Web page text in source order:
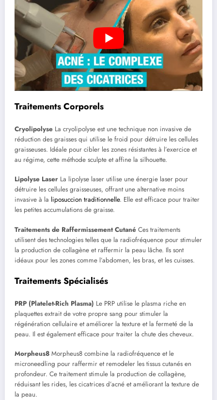
Traitements Corporels
Cryolipolyse La cryolipolyse est une technique non invasive de
réduction des graisses qui utilise le froid pour détruire les cellules
graisseuses. Idéale pour cibler les zones résistantes à l’exercice et
au régime, cette méthode sculpte et affine la silhouette.
Lipolyse Laser La lipolyse laser utilise une énergie laser pour
détruire les cellules graisseuses, offrant une alternative moins
invasive à la liposuccion traditionnelle. Elle est efficace pour traiter
les petites accumulations de graisse.
Traitements de Raffermissement Cutané Ces traitements
utilisent des technologies telles que la radiofréquence pour stimuler
la production de collagène et raffermir la peau lâche. Ils sont
idéaux pour les zones comme l’abdomen, les bras, et les cuisses.
Traitements Spécialisés
PRP (Platelet-Rich Plasma) Le PRP utilise le plasma riche en
plaquettes extrait de votre propre sang pour stimuler la
régénération cellulaire et améliorer la texture et la fermeté de la
peau. Il est également efficace pour traiter la chute des cheveux.
Morpheus8 Morpheus8 combine la radiofréquence et le
microneedling pour raffermir et remodeler les tissus cutanés en
profondeur. Ce traitement stimule la production de collagène,
réduisant les rides, les cicatrices d’acné et améliorant la texture de
la peau.